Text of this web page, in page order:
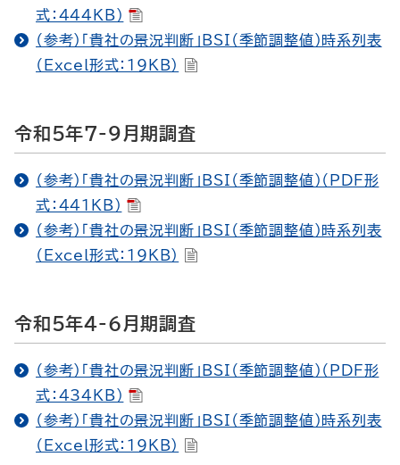
式：444KB）
（参考）「貴社の景況判断」BSI（季節調整値）時系列表
（Excel形式：19KB）
令和5年7-9月期調査
（参考）「貴社の景況判断」BSI（季節調整値）（PDF形
式：441KB）
（参考）「貴社の景況判断」BSI（季節調整値）時系列表
（Excel形式：19KB）
令和5年4-6月期調査
（参考）「貴社の景況判断」BSI（季節調整値）（PDF形
式：434KB）
（参考）「貴社の景況判断」BSI（季節調整値）時系列表
（Excel形式：19KB）